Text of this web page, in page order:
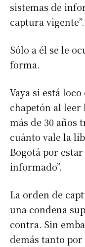
sistemas de
captura vigente”.
Sólo a él se le
forma.
Vaya si está
chapetón al
más de 30 años
cuánto vale la
Bogotá por
informado”.
La orden de
una condena
contra. Sin
demás tanto